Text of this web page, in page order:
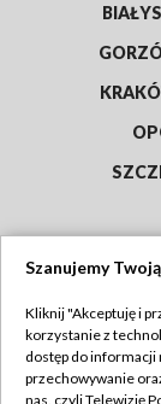
Abonament
Szanujemy
Kliknij "Akceptuję i
korzystanie z
dostęp do informacji
przechowywanie
nas, czyli Telewizję